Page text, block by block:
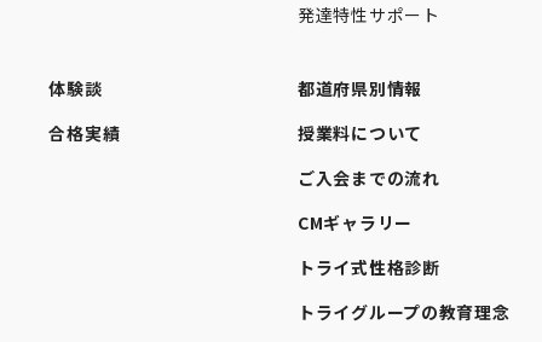
発達特性サポート
体験談
合格実績
都道府県別情報
授業料について
ご入会までの流れ
CMギャラリー
トライ式性格診断
トライグループの教育理念